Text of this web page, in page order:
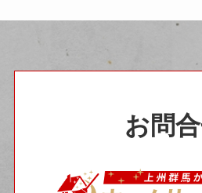
お問